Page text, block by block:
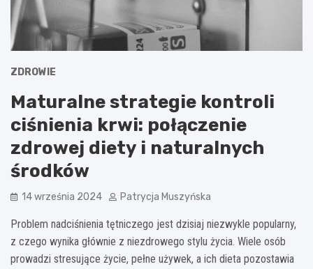
ZDROWIE
Maturalne strategie kontroli
ciśnienia krwi: połączenie
zdrowej diety i naturalnych
środków
14 września 2024 Patrycja Muszyńska
Problem nadciśnienia tętniczego jest dzisiaj niezwykle popularny,
z czego wynika głównie z niezdrowego stylu życia. Wiele osób
prowadzi stresujące życie, pełne używek, a ich dieta pozostawia